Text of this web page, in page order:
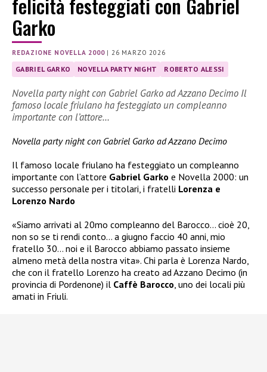
felicità festeggiati con Gabriel
Garko
REDAZIONE NOVELLA 2000|26 MARZO 2026
GABRIEL GARKO NOVELLA PARTY NIGHT ROBERTO ALESSI
Novella party night con Gabriel Garko ad Azzano Decimo Il
famoso locale friulano ha festeggiato un compleanno
importante con l’attore…
Novella party night con Gabriel Garko ad Azzano Decimo
Il famoso locale friulano ha festeggiato un compleanno
importante con l’attore Gabriel Garko e Novella 2000: un
successo personale per i titolari, i fratelli Lorenza e
Lorenzo Nardo
«Siamo arrivati al 20mo compleanno del Barocco… cioè 20,
non so se ti rendi conto… a giugno faccio 40 anni, mio
fratello 30… noi e il Barocco abbiamo passato insieme
almeno metà della nostra vita». Chi parla è Lorenza Nardo,
che con il fratello Lorenzo ha creato ad Azzano Decimo (in
provincia di Pordenone) il Caffè Barocco , uno dei locali più
amati in Friuli.